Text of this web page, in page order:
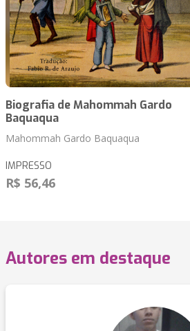
Biografia de Mahommah Gardo
Baquaqua
Mahommah Gardo Baquaqua
IMPRESSO
R$ 56,46
Autores em destaque